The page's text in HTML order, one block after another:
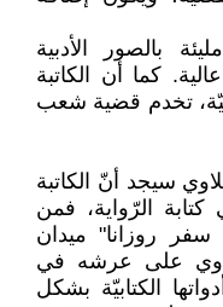
بالصور الأدبية
كما أن الكاتبة
تخدم قضية شعب
سيجد أنّ الكاتبة
الرّواية، فمن
سفر روزانا" ميدان
على عرشه في
الكتابيّة بشكل